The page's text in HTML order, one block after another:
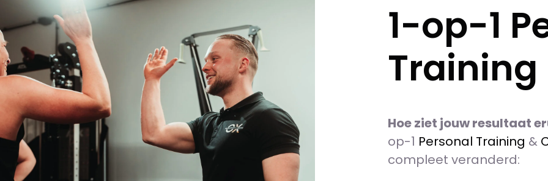
1-op-1
Training
Hoe ziet jouw resultaat
op-1 Personal Training &
compleet veranderd: